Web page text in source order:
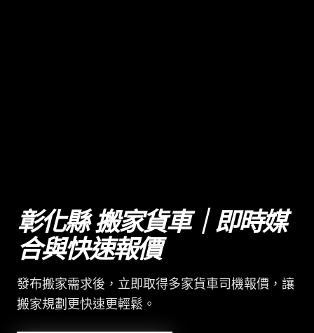
彰化縣 搬家貨車｜即時媒
合與快速報價
發布搬家需求後，立即取得多家貨車司機報價，讓
搬家規劃更快速更輕鬆。